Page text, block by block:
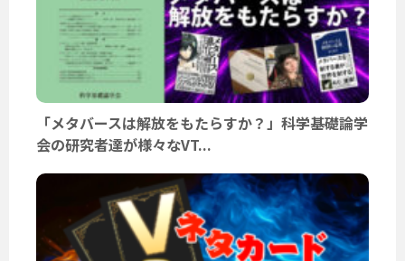
「メタバースは解放をもたらすか？」科学基礎論学
会の研究者達が様々なVT...